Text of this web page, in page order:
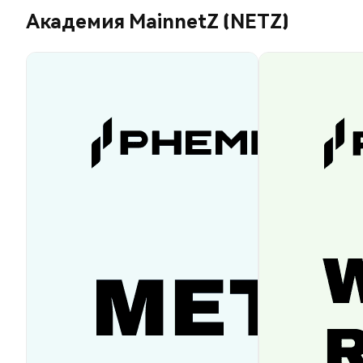
Академия MainnetZ (NETZ)